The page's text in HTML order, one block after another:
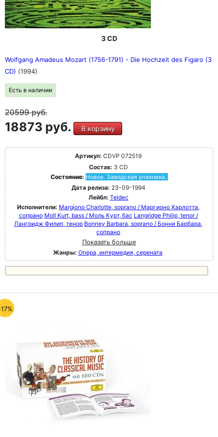
3 CD
Wolfgang Amadeus Mozart (1756-1791) - Die Hochzeit des Figaro (3
CD) (1994)
Есть в наличии
20599руб.
18873 руб. В корзину
Артикул: CDVP 072519
Состав: 3 CD
Состояние: Новое. Заводская упаковка.
Дата релиза: 23-09-1994
Лейбл: Teldec
Исполнители: Margiono Charlotte, soprano / Маргионо Харлотта,
сопрано Moll Kurt, bass / Моль Курт, бас Langridge Philip, tenor /
Лангридж Филип, тенор Bonney Barbara, soprano / Бонни Барбара,
сопрано
Показать больше
Жанры: Опера, интермедия, серената